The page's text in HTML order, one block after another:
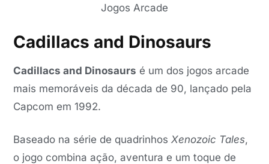
Cadillacs and Dinosaurs
Cadillacs and Dinosaurs é um dos jogos arcade
mais memoráveis da década de 90, lançado pela
Capcom em 1992.
Baseado na série de quadrinhosXenozoic Tales,
o jogo combina ação, aventura e um toque de